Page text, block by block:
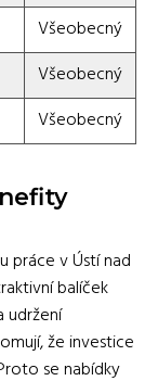
Všeobecný
Všeobecný
Všeobecný
práce v Ústí nad
balíček
udržení
že investice
se nabídky